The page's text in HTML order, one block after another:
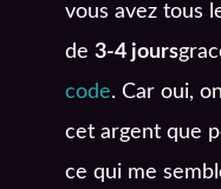
vous avez tous
de 3-4 jours
code. Car oui,
cet argent que
ce qui me